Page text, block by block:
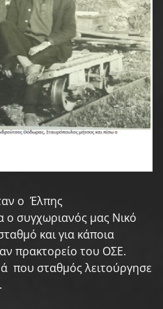
ο Έλπης
συγχωριανός μας Νικό
και για κάποια
πρακτορείο του ΟΣΕ.
που σταθμός λειτούργησε